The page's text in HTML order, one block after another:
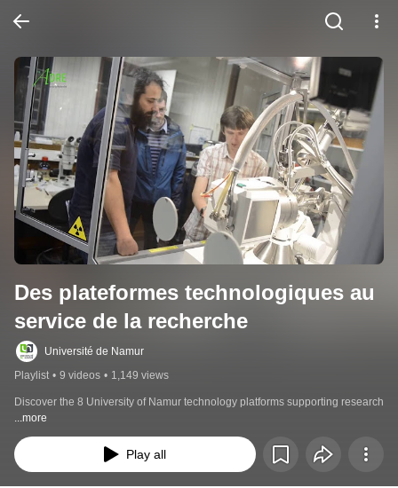
Des plateformes technologiques au
service de la recherche
Université de Namur
Playlist • 9 videos • 1,149 views
Discover the 8 University of Namur technology platforms supporting research
...more
Play all